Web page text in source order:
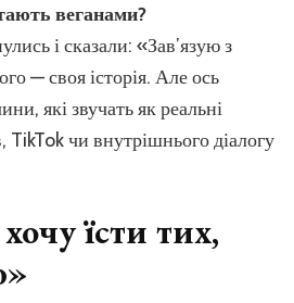
веганами?
і сказали: «Зав’язую з
— своя історія. Але ось
які звучать як реальні
TikTok чи внутрішнього діалогу
їсти тих,